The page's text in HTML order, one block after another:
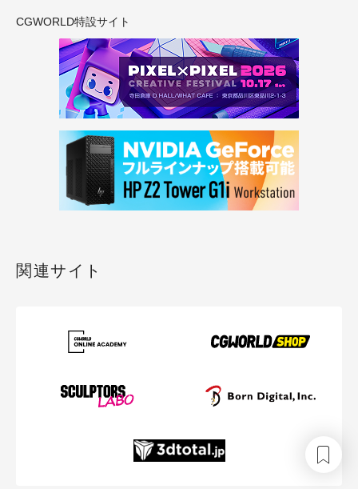
CGWORLD特設サイト
関連サイト